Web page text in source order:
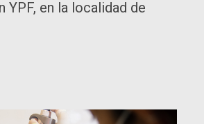
YPF, en la localidad de